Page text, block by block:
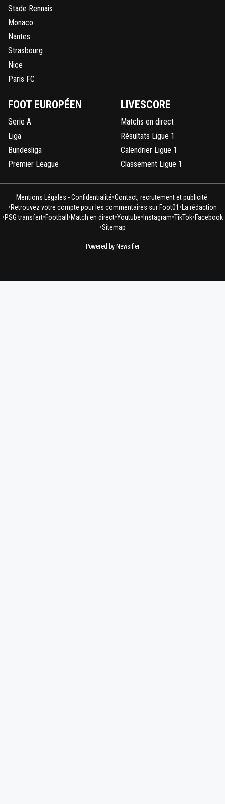
Stade Rennais
Monaco
Nantes
Strasbourg
Nice
Paris FC
FOOT EUROPÉEN
Serie A
Liga
Bundesliga
Premier League
LIVESCORE
Matchs en direct
Résultats Ligue 1
Calendrier Ligue 1
Classement Ligue 1
Mentions Légales - Confidentialité•Contact, recrutement et publicité
•Retrouvez votre compte pour les commentaires sur Foot01 •La rédaction
•PSG transfert•Football •Match en direct•Youtube• Instagram•TikTok•Facebook
•Sitemap
Powered by Newsifier